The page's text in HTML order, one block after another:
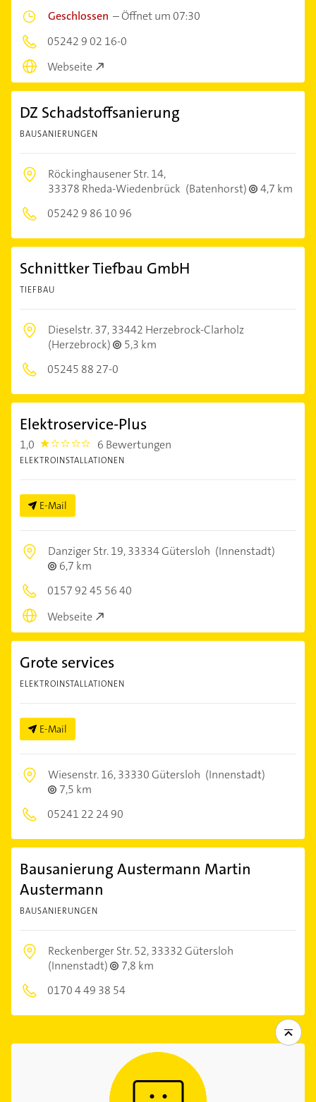
Geschlossen –Öffnet um 07:30
05242 9 02 16-0
Webseite
DZ Schadstoffsanierung
BAUSANIERUNGEN
Röckinghausener Str. 14,
33378 Rheda-Wiedenbrück (Batenhorst)
4,7 km
05242 9 86 10 96
Schnittker Tiefbau GmbH
TIEFBAU
Dieselstr. 37,33442 Herzebrock-Clarholz
(Herzebrock)
5,3 km
05245 88 27-0
Elektroservice-Plus
1,0 1.0 6 Bewertungen
ELEKTROINSTALLATIONEN
E-Mail
Danziger Str. 19,33334 Gütersloh (Innenstadt)
6,7 km
0157 92 45 56 40
Webseite
Grote services
ELEKTROINSTALLATIONEN
E-Mail
Wiesenstr. 16,33330 Gütersloh (Innenstadt)
7,5 km
05241 22 24 90
Bausanierung Austermann Martin
Austermann
BAUSANIERUNGEN
Reckenberger Str. 52,33332 Gütersloh
(Innenstadt)
7,8 km
0170 4 49 38 54